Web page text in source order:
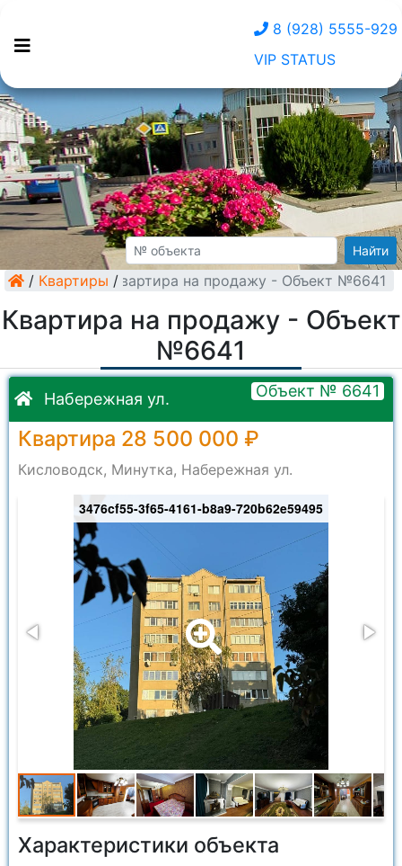
8 (928) 5555-929
VIP STATUS
Найти
/ Квартиры /
Квартира на продажу - Объект №6641
Квартира на продажу - Объект
№6641
Набережная ул. Объект № 6641
Квартира 28 500 000 ₽
Кисловодск, Минутка, Набережная ул.
3476cf55-3f65-4161-b8a9-720b62e59495
Характеристики объекта